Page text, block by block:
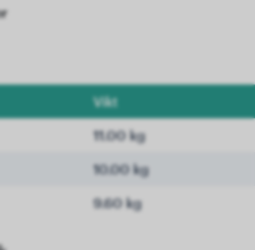
Vikt
11.00 kg
10.00 kg
9.60 kg